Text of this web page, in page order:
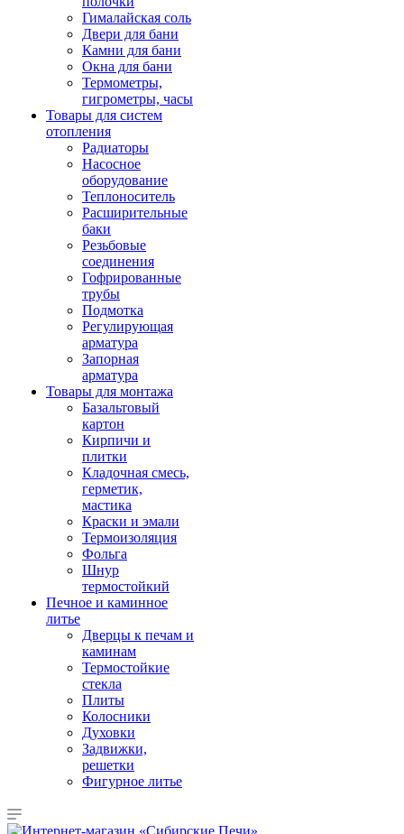
Гималайская соль
Двери для бани
Камни для бани
Окна для бани
Термометры,
гигрометры, часы
Товары для систем
отопления
Радиаторы
Насосное
оборудование
Теплоноситель
Расширительные
баки
Резьбовые
соединения
Гофрированные
трубы
Подмотка
Регулирующая
арматура
Запорная
арматура
Товары для монтажа
Базальтовый
картон
Кирпичи и
плитки
Кладочная смесь,
герметик,
мастика
Краски и эмали
Термоизоляция
Фольга
Шнур
термостойкий
Печное и каминное
литье
Дверцы к печам и
каминам
Термостойкие
стекла
Плиты
Колосники
Духовки
Задвижки,
решетки
Фигурное литье